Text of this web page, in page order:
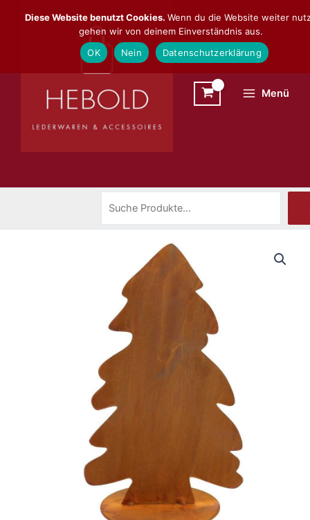
Inhalt
Menü
Diese Website benutzt Cookies. Wenn du die Website weiter
gehen wir von deinem Einverständnis aus.
OK
Nein Datenschutzerklärung